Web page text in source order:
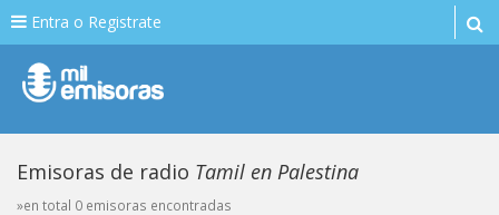
Entra o Registrate
Emisoras de radio Tamil en Palestina
»en total 0 emisoras encontradas